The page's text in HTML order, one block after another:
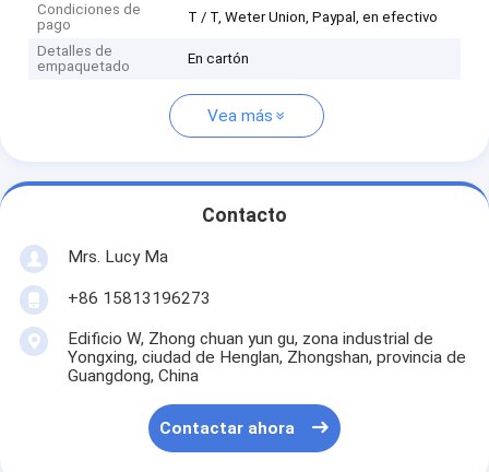
Condiciones de
pago
T / T, Weter Union, Paypal, en efectivo
Detalles de
empaquetado
En cartón
Vea más
Contacto
Mrs. Lucy Ma
+86 15813196273
Edificio W, Zhong chuan yun gu, zona industrial de
Yongxing, ciudad de Henglan, Zhongshan, provincia de
Guangdong, China
Contactar ahora